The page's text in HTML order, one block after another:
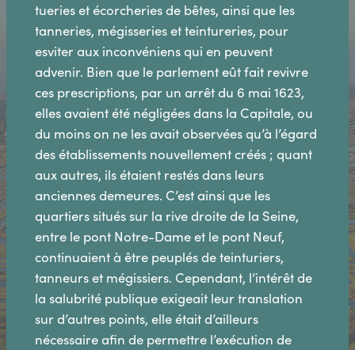
tueries et écorcheries de bêtes, ainsi que les
tanneries, mégisseries et teintureries, pour
esviter aux inconvéniens qui en peuvent
advenir. Bien que le parlement eût fait revivre
ces prescriptions, par un arrêt du 6 mai 1623,
elles avaient été négligées dans la Capitale, ou
du moins on ne les avait observées qu’à l’égard
des établissements nouvellement créés ; quant
aux autres, ils étaient restés dans leurs
anciennes demeures. C’est ainsi que les
quartiers situés sur la rive droite de la Seine,
entre le pont Notre-Dame et le pont Neuf,
continuaient à être peuplés de teinturiers,
tanneurs et mégissiers. Cependant, l’intérêt de
la salubrité publique exigeait leur translation
sur d’autres points, elle était d’ailleurs
nécessaire afin de permettre l’exécution de